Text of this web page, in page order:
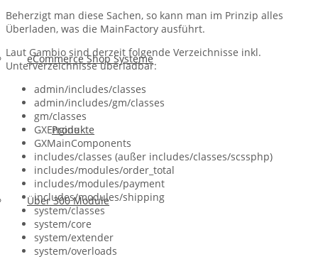
eCommerce Shop Systeme
Produkte
Über 300 Module
Beherzigt man diese Sachen, so kann man im Prinzip alles
Überladen, was die MainFactory ausführt.
Laut Gambio sind derzeit folgende Verzeichnisse inkl.
Unterverzeichnisse überladbar:
admin/includes/classes
admin/includes/gm/classes
gm/classes
GXEngine
GXMainComponents
includes/classes (außer includes/classes/scssphp)
includes/modules/order_total
includes/modules/payment
includes/modules/shipping
system/classes
system/core
system/extender
system/overloads